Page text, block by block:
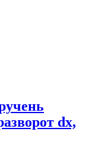
dx,